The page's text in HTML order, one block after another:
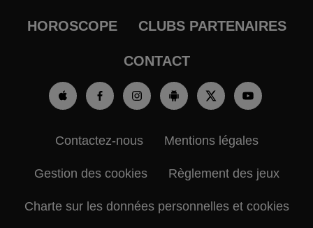
HOROSCOPE CLUBS PARTENAIRES
CONTACT
Contactez-nous Mentions légales
Gestion des cookies Règlement des jeux
Charte sur les données personnelles et cookies